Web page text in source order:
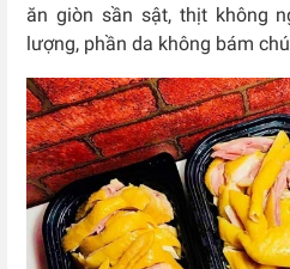
ăn giòn sần sật, thịt không
lượng, phần da không bám